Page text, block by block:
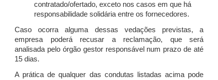
contratado/ofertado, exceto nos casos em que há
responsabilidade solidária entre os fornecedores.
Caso ocorra alguma dessas vedações previstas, a
empresa poderá recusar a reclamação, que será
analisada pelo órgão gestor responsável num prazo de até
15 dias.
A prática de qualquer das condutas listadas acima pode